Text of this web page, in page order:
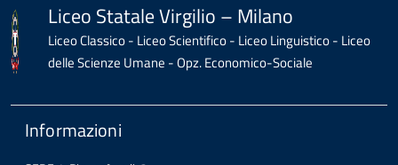
Liceo Statale Virgilio – Milano
Liceo Classico - Liceo Scientifico - Liceo Linguistico - Liceo
delle Scienze Umane - Opz. Economico-Sociale
Informazioni